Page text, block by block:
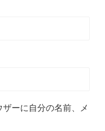
ーに自分の名前、メ